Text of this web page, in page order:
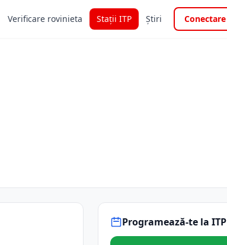
Verificare rovinieta Stații ITP Știri Conectare
Programează-te la ITP